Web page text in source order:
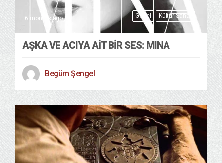
Genel Kültür Sanat
6 months ago
AŞKA VE ACIYA AIT BIR SES: MINA
Begüm Şengel